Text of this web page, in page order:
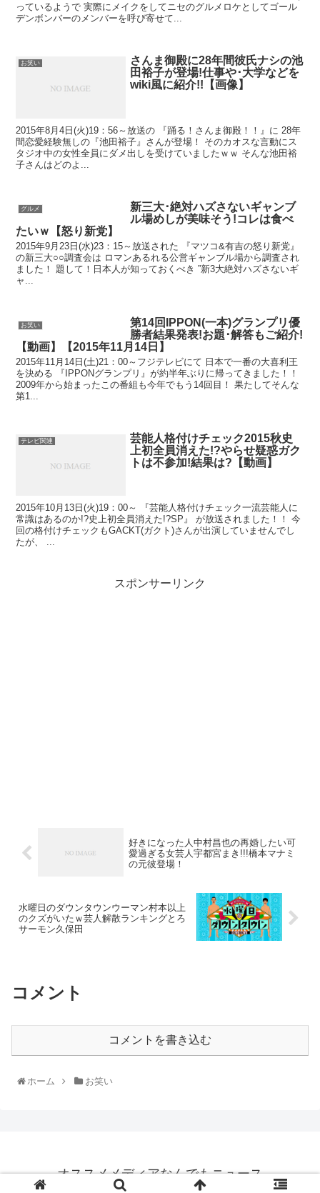
っているようで 実際にメイクをしてニセのグルメロケとしてゴール
デンボンバーのメンバーを呼び寄せて...
お笑い
さんま御殿に28年間彼氏ナシの池
田裕子が登場!仕事や･大学などを
wiki風に紹介!!【画像】
2015年8月4日(火)19：56～放送の 『踊る！さんま御殿！！』に 28年
間恋愛経験無しの『池田裕子』さんが登場！ そのカオスな言動にス
タジオ中の女性全員にダメ出しを受けていましたｗｗ そんな池田裕
子さんはどのよ...
グルメ
新三大･絶対ハズさないギャンブ
ル場めしが美味そう!コレは食べ
たいｗ【怒り新党】
2015年9月23日(水)23：15～放送された 『マツコ&有吉の怒り新党』
の新三大○○調査会は ロマンあるれる公営ギャンブル場から調査され
ました！ 題して！日本人が知っておくべき ”新3大絶対ハズさないギ
ャ...
お笑い
第14回IPPON(一本)グランプリ優
勝者結果発表!お題･解答もご紹介!
【動画】【2015年11月14日】
2015年11月14日(土)21：00～フジテレビにて 日本で一番の大喜利王
を決める 『IPPONグランプリ』が約半年ぶりに帰ってきました！！
2009年から始まったこの番組も今年でもう14回目！ 果たしてそんな
第1...
テレビ関連
芸能人格付けチェック2015秋史
上初全員消えた!?やらせ疑惑ガク
トは不参加!結果は?【動画】
2015年10月13日(火)19：00～ 『芸能人格付けチェック一流芸能人に
常識はあるのか!?史上初全員消えた!?SP』 が放送されました！！ 今
回の格付けチェックもGACKT(ガクト)さんが出演していませんでし
たが、 ...
スポンサーリンク
好きになった人中村昌也の再婚したい可
愛過ぎる女芸人宇都宮まき!!!橋本マナミ
の元彼登場！
水曜日のダウンタウンウーマン村本以上
のクズがいたｗ芸人解散ランキングとろ
サーモン久保田
コメント
コメントを書き込む
ホーム お笑い
オススメメディアなんでもニュース